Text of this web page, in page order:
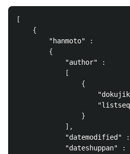
[
{
"hanmoto"
:
{
"author"
:
[
{
}
],
"datemodified"
:
"dateshuppan"
: